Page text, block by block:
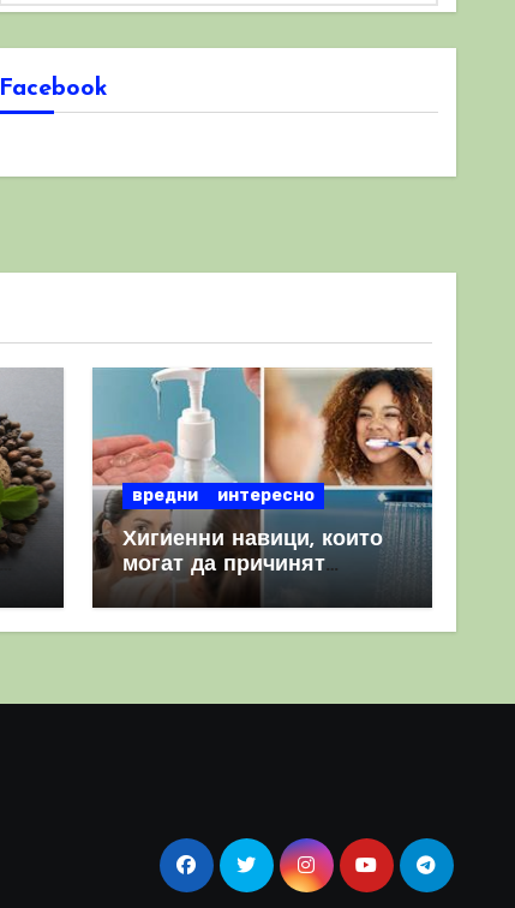
Facebook
вредни интересно
Хигиенни навици, които
могат да причинят
повече вреда, отколкото
полза